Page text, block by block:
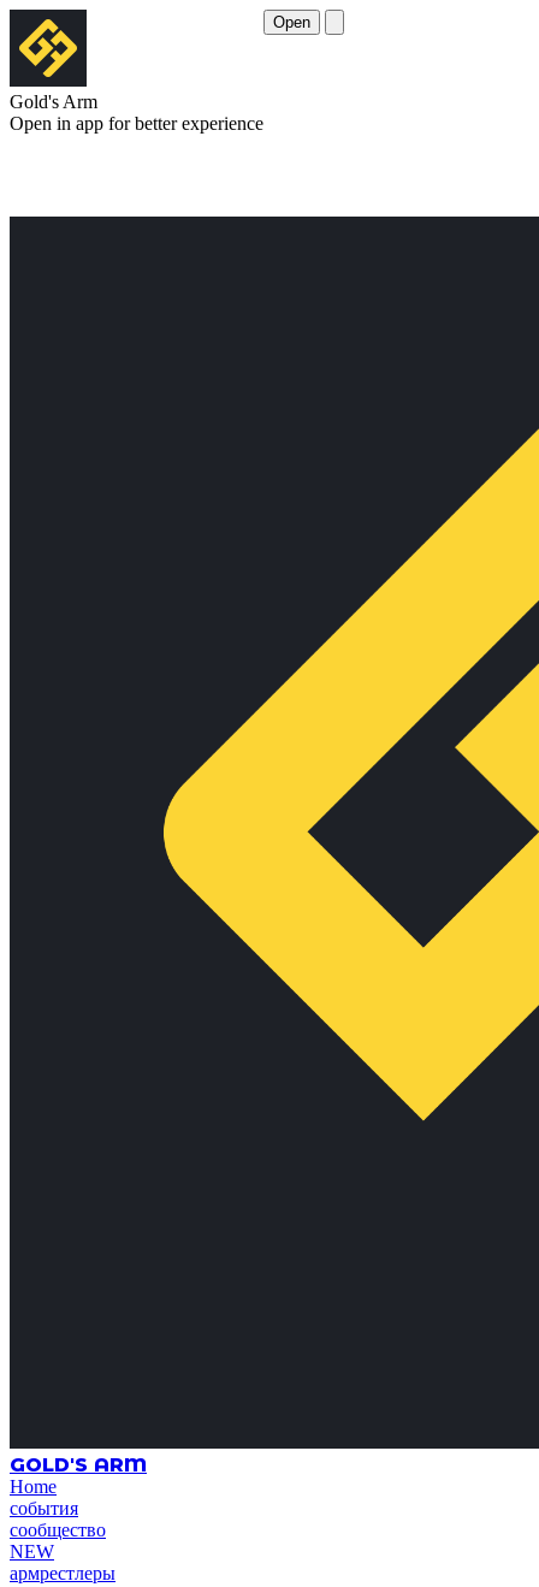
Gold's Arm
Open in app for better experience
Open
GOLD'S ARM
Home
события
сообщество
NEW
армрестлеры